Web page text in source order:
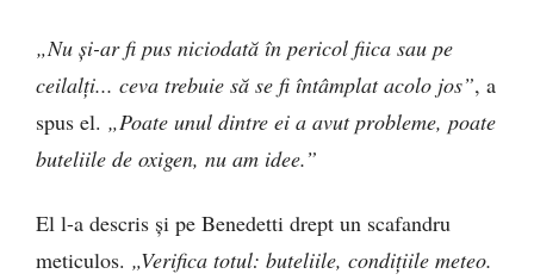
„Nu și-ar fi pus niciodată în pericol fiica sau pe
ceilalți... ceva trebuie să se fi întâmplat acolo jos”, a
spus el. „Poate unul dintre ei a avut probleme, poate
buteliile de oxigen, nu am idee.”
El l-a descris și pe Benedetti drept un scafandru
meticulos. „Verifica totul: buteliile, condițiile meteo.